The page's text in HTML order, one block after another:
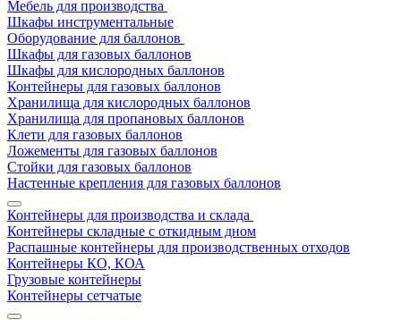
Мебель для производства
Шкафы инструментальные
Оборудование для баллонов
Шкафы для газовых баллонов
Шкафы для кислородных баллонов
Контейнеры для газовых баллонов
Хранилища для кислородных баллонов
Хранилища для пропановых баллонов
Клети для газовых баллонов
Ложементы для газовых баллонов
Стойки для газовых баллонов
Настенные крепления для газовых баллонов
Контейнеры для производства и склада
Контейнеры складные с откидным дном
Распашные контейнеры для производственных отходов
Контейнеры КО, КОА
Грузовые контейнеры
Контейнеры сетчатые